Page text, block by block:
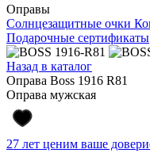
Оправы
Солнцезащитные очки
Подарочные сертификаты
Назад в каталог
Оправа Boss 1916 R81
Оправа мужская
27 лет ценим ваше